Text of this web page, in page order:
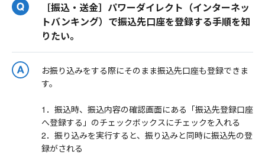
［振込・送金］パワーダイレクト（インターネッ
トバンキング）で振込先口座を登録する手順を知
りたい。
お振り込みをする際にそのまま振込先口座も登録できま
す。
1．振込時、振込内容の確認画面にある「振込先登録口座
へ登録する」のチェックボックスにチェックを入れる
2．振り込みを実行すると、振り込みと同時に振込先の登
録がされる